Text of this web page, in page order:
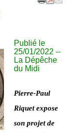
Publié le
25/01/2022 --
La Dépêche
du Midi
Pierre-Paul
Riquet expose
son projet de